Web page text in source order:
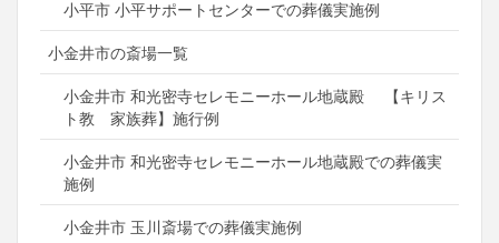
小平市 小平サポートセンターでの葬儀実施例
小金井市の斎場一覧
小金井市 和光密寺セレモニーホール地蔵殿 【キリス
ト教 家族葬】施行例
小金井市 和光密寺セレモニーホール地蔵殿での葬儀実
施例
小金井市 玉川斎場での葬儀実施例